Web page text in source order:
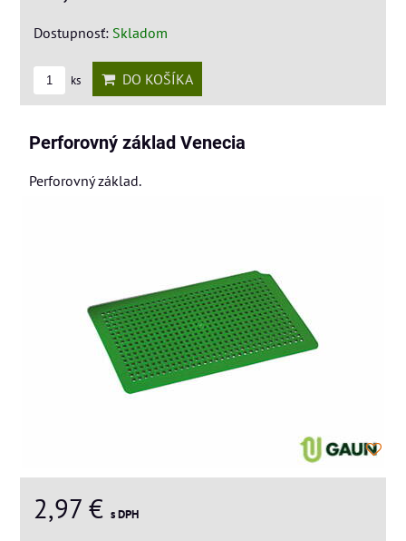
Dostupnosť: Skladom
ks DO KOŠÍKA
Perforovný základ Venecia
Perforovný základ.
2,97 € s DPH